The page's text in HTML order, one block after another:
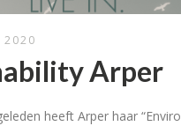
2020
Arper
heeft Arper haar